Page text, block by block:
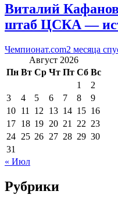
Виталий
штаб ЦСКА —
Чемпионат.com2 месяца
Август 2026
Пн Вт Ср Чт Пт Сб Вс
1
2
3
4 5 6 7 8
9
10 11 12 13 14 15 16
17 18 19 20 21 22 23
24 25 26 27 28 29 30
31
« Июл
Рубрики